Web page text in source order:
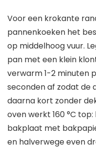
Voor een krokante
pannenkoeken het
op middelhoog vuur.
pan met een klein
verwarm 1-2 minuten
seconden af zodat de
daarna kort zonder
oven werkt 160 °C
bakplaat met
en halverwege even